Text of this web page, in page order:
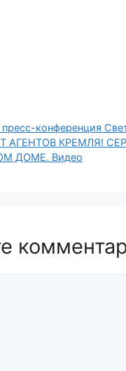
конференция
АГЕНТОВ КРЕМЛЯ!
ДОМЕ. Видео